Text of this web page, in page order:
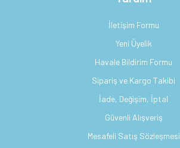
İletişim Formu
Yeni Üyelik
Havale Bildirim Formu
Sipariş ve Kargo Takibi
İade, Değişim, İptal
Güvenli Alışveriş
Mesafeli Satış Sözleşmesi